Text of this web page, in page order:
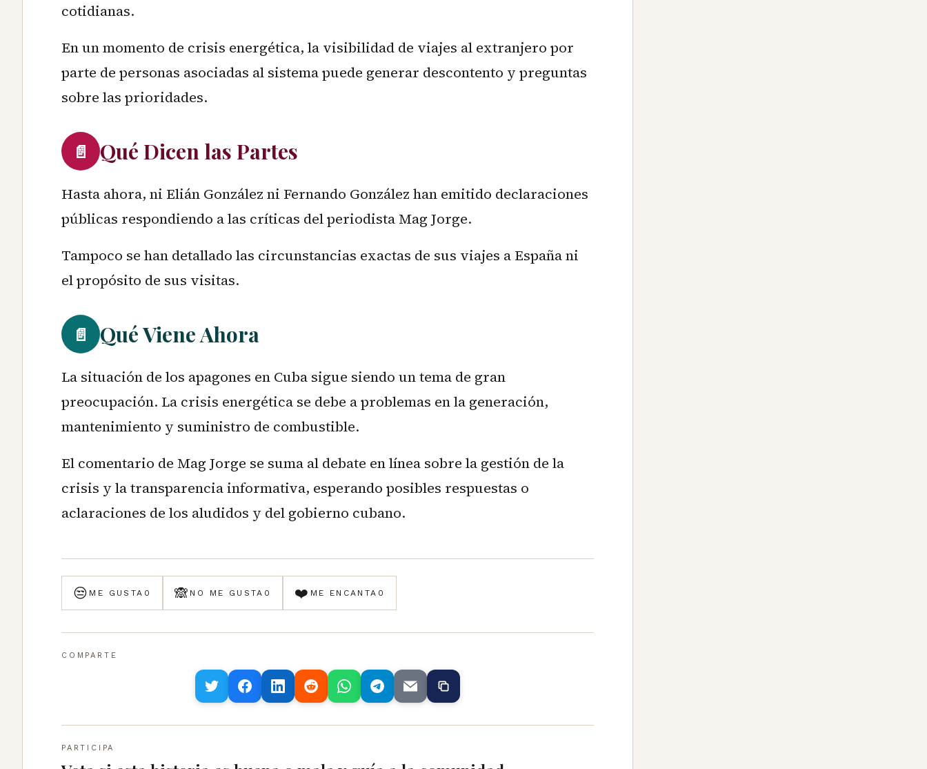
cotidianas.
En un momento de crisis energética, la visibilidad de viajes al extranjero por
parte de personas asociadas al sistema puede generar descontento y preguntas
sobre las prioridades.
📄 Qué Dicen las Partes
Hasta ahora, ni Elián González ni Fernando González han emitido declaraciones
públicas respondiendo a las críticas del periodista Mag Jorge.
Tampoco se han detallado las circunstancias exactas de sus viajes a España ni
el propósito de sus visitas.
📄 Qué Viene Ahora
La situación de los apagones en Cuba sigue siendo un tema de gran
preocupación. La crisis energética se debe a problemas en la generación,
mantenimiento y suministro de combustible.
El comentario de Mag Jorge se suma al debate en línea sobre la gestión de la
crisis y la transparencia informativa, esperando posibles respuestas o
aclaraciones de los aludidos y del gobierno cubano.
😒 ME GUSTA 0 🙈 NO ME GUSTA 0 ❤️ ME ENCANTA 0
COMPARTE
PARTICIPA